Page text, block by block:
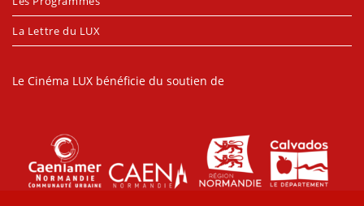
La Lettre du LUX
Le Cinéma LUX bénéficie du soutien de